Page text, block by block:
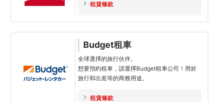
租賃條款
Budget租車
全球選擇的旅行伙伴。
想要預約租車，請選擇Budget租車公司！用於
旅行和出差等的商務用途。
租賃條款